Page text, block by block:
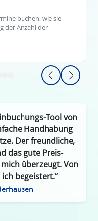
buchen, wie sie
der Anzahl der
Tool von
Handhabung
Der freundliche,
das gute Preis-
überzeugt. Von
begeistert.“